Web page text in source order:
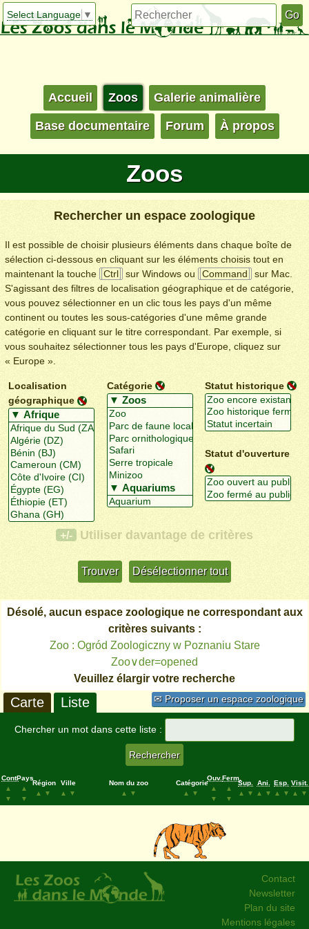
Select Language ▼
Accueil Zoos Galerie animalière
Base documentaire Forum À propos
Zoos
Rechercher un espace zoologique
Il est possible de choisir plusieurs éléments dans chaque boîte de
sélection ci-dessous en cliquant sur les éléments choisis tout en
maintenant la touche
Ctrl sur Windows ou Command
sur Mac.
S'agissant des filtres de localisation géographique et de catégorie,
vous pouvez sélectionner en un clic tous les pays d'un même
continent ou toutes les sous-catégories d'une même grande
catégorie en cliquant sur le titre correspondant. Par exemple, si
vous souhaitez sélectionner tous les pays d'Europe, cliquez sur
« Europe ».
Localisation
géographique
Catégorie Statut historique
Statut d'ouverture
+/- Utiliser davantage de critères
Désolé, aucun espace zoologique ne correspondant aux
critères suivants :
Zoo : Ogród Zoologiczny w Poznaniu Stare
Zoo∨der=opened
Veuillez élargir votre recherche
✉ Proposer un espace zoologique
Carte Liste
Chercher un mot dans cette liste :
Cont.
▲
▼
Pays
▲
▼
Région
▲
▼
Ville
▲
▼
Nom du zoo
▲
▼
Catégorie
▲
▼
Ouv.
▲
▼
Ferm.
▲
▼
Sup.
▲
▼
Ani.
▲
▼
Esp.
▲
▼
Visit.
▲
▼
Contact
Newsletter
Plan du site
Mentions légales